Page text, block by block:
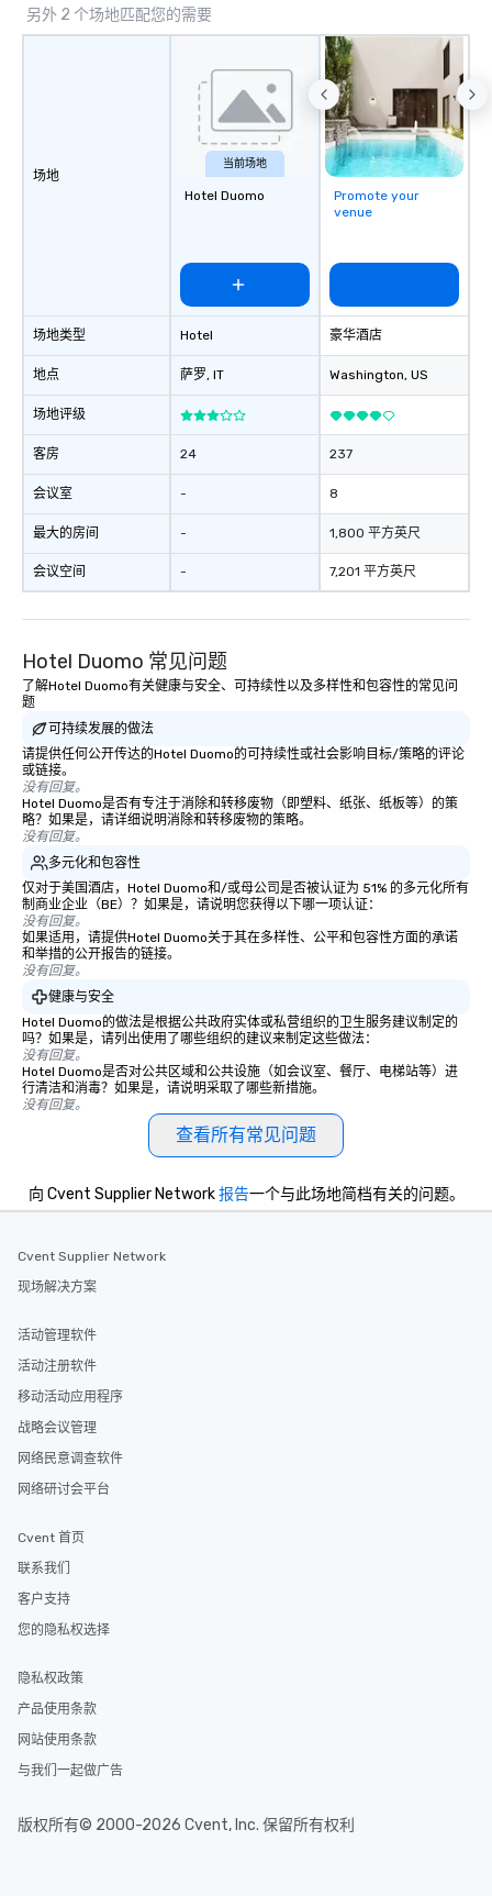
另外 2 个场地匹配您的需要
场地
场地类型
地点
场地评级
客房
会议室
最大的房间
会议空间
当前场地
Hotel Duomo
Hotel
萨罗, IT
24
-
-
-
Promote your
venue
豪华酒店
Washington, US
237
8
1,800 平方英尺
7,201 平方英尺
Hotel Duomo 常见问题
了解Hotel Duomo有关健康与安全、可持续性以及多样性和包容性的常见问
题
可持续发展的做法
请提供任何公开传达的Hotel Duomo的可持续性或社会影响目标/策略的评论
或链接。
没有回复。
Hotel Duomo是否有专注于消除和转移废物（即塑料、纸张、纸板等）的策
略？如果是，请详细说明消除和转移废物的策略。
没有回复。
多元化和包容性
仅对于美国酒店，Hotel Duomo和/或母公司是否被认证为 51% 的多元化所有
制商业企业（BE）？如果是，请说明您获得以下哪一项认证：
没有回复。
如果适用，请提供Hotel Duomo关于其在多样性、公平和包容性方面的承诺
和举措的公开报告的链接。
没有回复。
健康与安全
Hotel Duomo的做法是根据公共政府实体或私营组织的卫生服务建议制定的
吗？如果是，请列出使用了哪些组织的建议来制定这些做法：
没有回复。
Hotel Duomo是否对公共区域和公共设施（如会议室、餐厅、电梯站等）进
行清洁和消毒？如果是，请说明采取了哪些新措施。
没有回复。
查看所有常见问题
向 Cvent Supplier Network报告一个与此场地简档有关的问题。
Cvent Supplier Network
现场解决方案
活动管理软件
活动注册软件
移动活动应用程序
战略会议管理
网络民意调查软件
网络研讨会平台
Cvent 首页
联系我们
客户支持
您的隐私权选择
隐私权政策
产品使用条款
网站使用条款
与我们一起做广告
版权所有© 2000-2026 Cvent, Inc. 保留所有权利